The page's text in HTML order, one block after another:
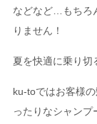
などなど…もちろ
りません！
夏を快適に乗り切
ku-toではお客様
ったりなシャンプ